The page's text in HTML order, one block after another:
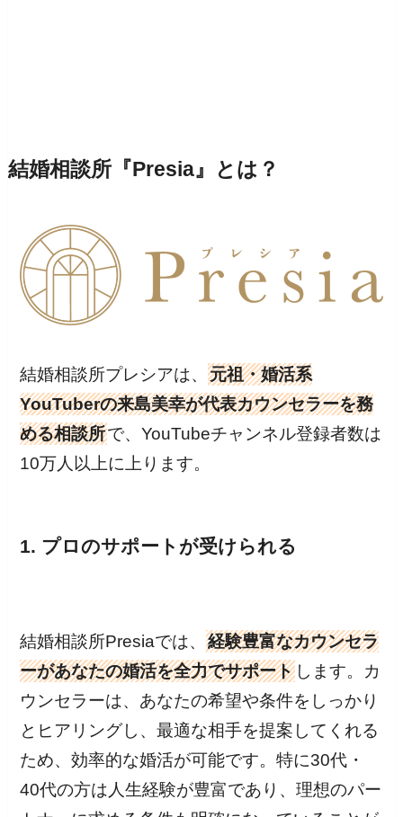
結婚相談所『Presia』とは？
結婚相談所プレシアは、元祖・婚活系
YouTuberの来島美幸が代表カウンセラーを務
める相談所で、YouTubeチャンネル登録者数は
10万人以上に上ります。
1. プロのサポートが受けられる
結婚相談所Presiaでは、経験豊富なカウンセラ
ーがあなたの婚活を全力でサポート します。カ
ウンセラーは、あなたの希望や条件をしっかり
とヒアリングし、最適な相手を提案してくれる
ため、効率的な婚活が可能です。特に30代・
40代の方は人生経験が豊富であり、理想のパー